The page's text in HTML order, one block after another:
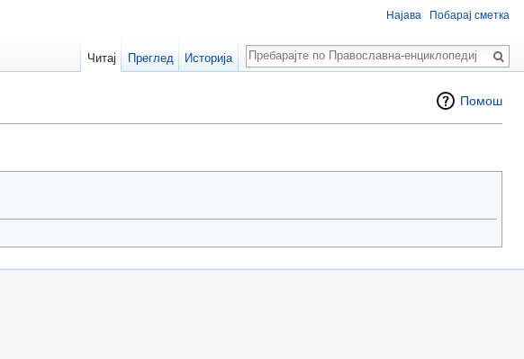
Помош
Најава Побарај сметка
Читај Преглед Историја
Пребарај